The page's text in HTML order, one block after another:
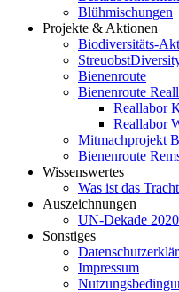
Blühmischungen
Projekte & Aktionen
Biodiversitäts-
Bienenroute
Bienenroute
Reallabor
Reallabor
Mitmachprojekt
Bienenroute
Wissenswertes
Was ist das
Auszeichnungen
UN-Dekade 2020
Sonstiges
Impressum